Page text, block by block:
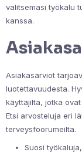
valitsemasi työkalu
kanssa.
Asiakasarviot
luotettavuudesta.
käyttäjiltä, jotka
Etsi arvosteluja eri
terveysfoorumeilta.
Suosi